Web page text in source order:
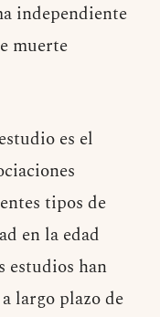
independiente
muerte
es el
tipos de
en la edad
estudios han
largo plazo de